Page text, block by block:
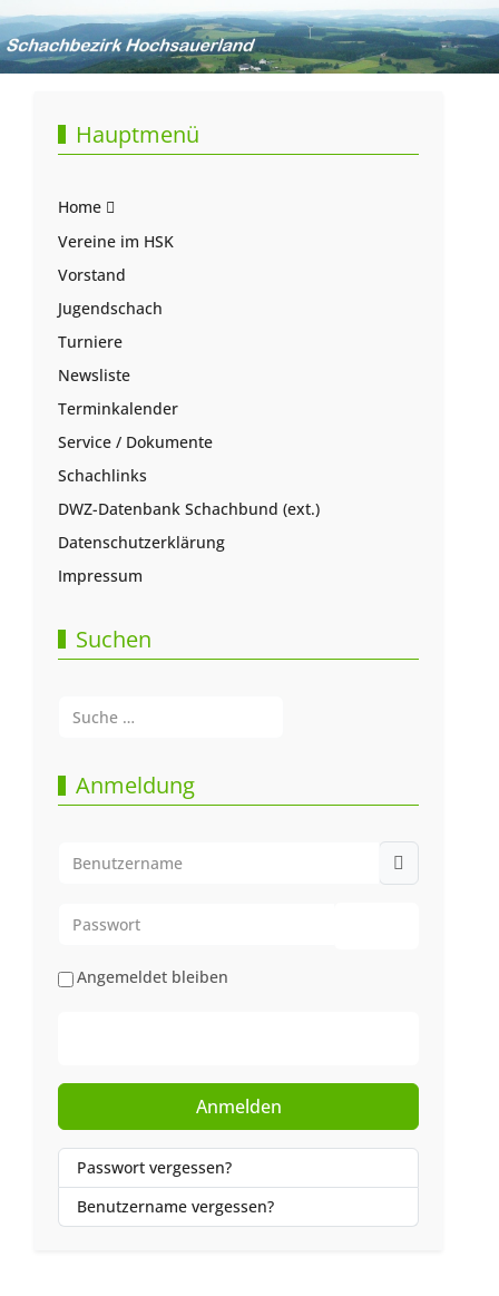
Hauptmenü
Home
Vereine im HSK
Vorstand
Jugendschach
Turniere
Newsliste
Terminkalender
Service / Dokumente
Schachlinks
DWZ-Datenbank Schachbund (ext.)
Datenschutzerklärung
Impressum
Suchen
Anmeldung
Angemeldet bleiben
Anmelden
Passwort vergessen?
Benutzername vergessen?